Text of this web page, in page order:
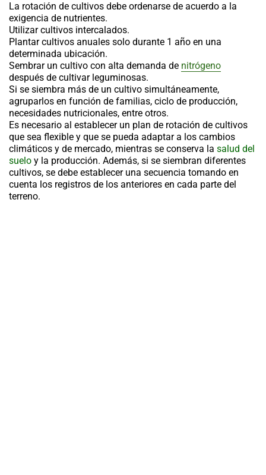
La rotación de cultivos debe ordenarse de acuerdo a la
exigencia de nutrientes.
Utilizar cultivos intercalados.
Plantar cultivos anuales solo durante 1 año en una
determinada ubicación.
Sembrar un cultivo con alta demanda de nitrógeno
después de cultivar leguminosas.
Si se siembra más de un cultivo simultáneamente,
agruparlos en función de familias, ciclo de producción,
necesidades nutricionales, entre otros.
Es necesario al establecer un plan de rotación de cultivos
que sea flexible y que se pueda adaptar a los cambios
climáticos y de mercado, mientras se conserva la salud del
suelo y la producción. Además, si se siembran diferentes
cultivos, se debe establecer una secuencia tomando en
cuenta los registros de los anteriores en cada parte del
terreno.